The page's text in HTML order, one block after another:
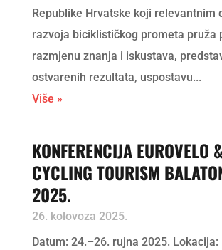
Republike Hrvatske koji relevantnim
razvoja biciklističkog prometa pruža
razmjenu znanja i iskustava,
ostvarenih rezultata, uspostavu...
Više »
KONFERENCIJA EUROVELO &
CYCLING TOURISM
2025.
26. kolovoza 2025.
Datum: 24.–26. rujna 2025. Lokacija: